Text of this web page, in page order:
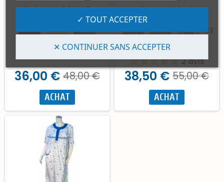
Robe MARQUISE
36,00 € 48,00 €
ACHAT
Robe JOELLE
+13
2 avis
38,50 € 55,00 €
ACHAT
✕ CONTINUER SANS ACCEPTER
✓ TOUT ACCEPTER